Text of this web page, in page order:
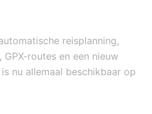
reisplanning,
routes en een nieuw
nu allemaal beschikbaar op